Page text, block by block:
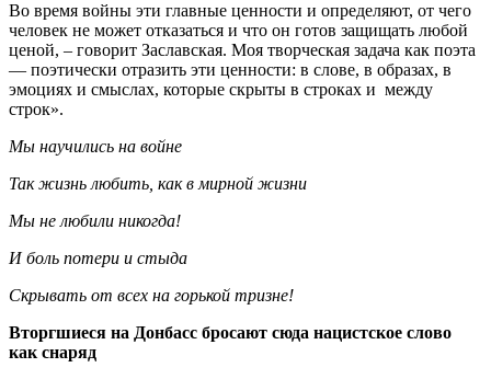
Во время войны эти главные ценности и определяют, от чего
человек не может отказаться и что он готов защищать любой
ценой, – говорит Заславская. Моя творческая задача как поэта
— поэтически отразить эти ценности: в слове, в образах, в
эмоциях и смыслах, которые скрыты в строках и между
строк».
Мы научились на войне
Так жизнь любить, как в мирной жизни
Мы не любили никогда!
И боль потери и стыда
Скрывать от всех на горькой тризне!
Вторгшиеся на Донбасс бросают сюда нацистское слово
как снаряд